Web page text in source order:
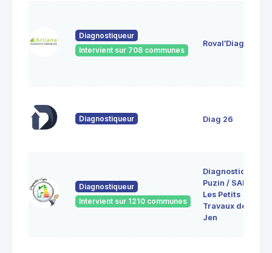
Diagnostiqueur
Intervient sur 708 communes
Roval’Diag
Diagnostiqueur Diag 26
Diagnostiqueur
Intervient sur 1210 communes
Diagnostic
Puzin / SARL
Les Petits
Travaux de
Jen